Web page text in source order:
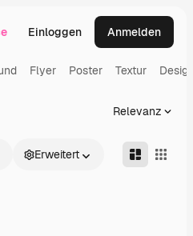
Einloggen Anmelden
Flyer Poster Textur
Relevanz
Erweitert